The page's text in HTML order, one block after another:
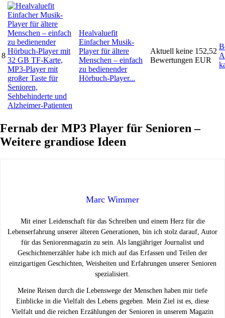
8
Healvaluefit
Einfacher Musik-
Player für ältere
Menschen – einfach
zu bedienender
Hörbuch-Player...
Aktuell keine
Bewertungen
152,52
EUR
Fernab der MP3 Player für Senioren –
Weitere grandiose Ideen
Marc Wimmer
Mit einer Leidenschaft für das Schreiben und einem Herz für die
Lebenserfahrung unserer älteren Generationen, bin ich stolz darauf, Autor
für das Seniorenmagazin zu sein. Als langjähriger Journalist und
Geschichtenerzähler habe ich mich auf das Erfassen und Teilen der
einzigartigen Geschichten, Weisheiten und Erfahrungen unserer Senioren
spezialisiert.
Meine Reisen durch die Lebenswege der Menschen haben mir tiefe
Einblicke in die Vielfalt des Lebens gegeben. Mein Ziel ist es, diese
Vielfalt und die reichen Erzählungen der Senioren in unserem Magazin